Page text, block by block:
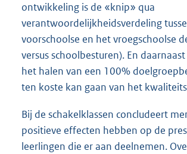
ontwikkeling is de «knip» qua
verantwoordelijkheidsverdeling
voorschoolse en het vroegschoolse
versus schoolbesturen). En
het halen van een 100%
ten koste kan gaan van het
Bij de schakelklassen concludeert
positieve effecten hebben op de
leerlingen die er aan deelnemen.